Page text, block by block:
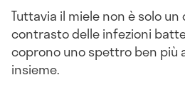
Tuttavia il miele non è solo
contrasto delle infezioni
coprono uno spettro ben più
insieme.